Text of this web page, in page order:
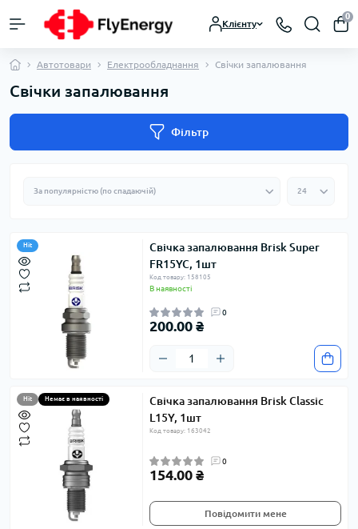
Клієнту
0
Автотовари Електрообладнання Свічки запалювання
Свічки запалювання
Фільтр
Hit
Свічка запалювання Brisk Super
FR15YC, 1шт
Код товару: 158105
В наявності
0
200.00 ₴
Hit Немає в наявності
Свічка запалювання Brisk Classic
L15Y, 1шт
Код товару: 163042
0
154.00 ₴
Повідомити мене